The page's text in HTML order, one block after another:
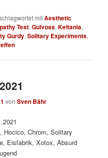
mitAesthetic
Test,Gulvoss,Keltania,
Gurdy,Solitary Experiments,
vonSven Bähr
Hocico, Chrom, Solitary
Eisfabrik, Xotox, Absurd